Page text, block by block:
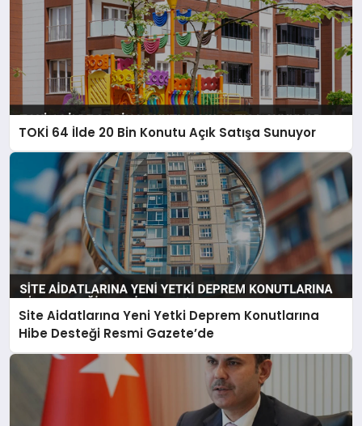
TOKİ 64 İlde 20 Bin Konutu Açık Satışa Sunuyor
Site Aidatlarına Yeni Yetki Deprem Konutlarına
Hibe Desteği Resmi Gazete’de